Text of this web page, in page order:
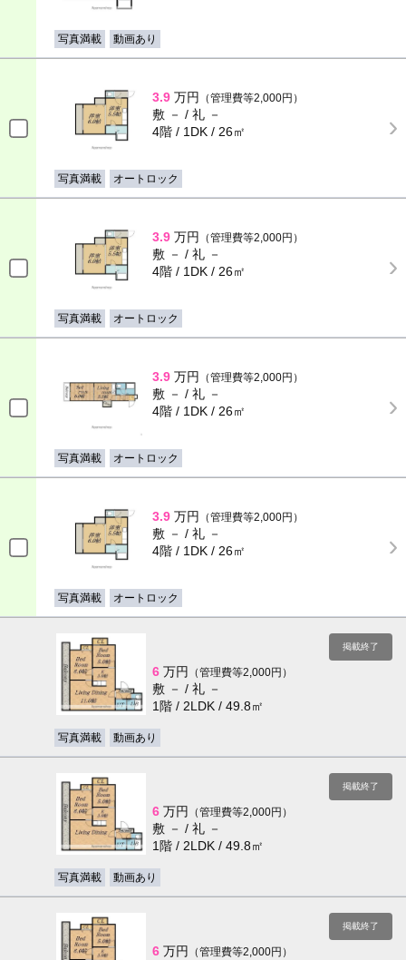
写真満載 動画あり
3.9 万円 （管理費等2,000円）
敷 － / 礼 －
4階 / 1DK / 26㎡
写真満載 オートロック
3.9 万円 （管理費等2,000円）
敷 － / 礼 －
4階 / 1DK / 26㎡
写真満載 オートロック
3.9 万円 （管理費等2,000円）
敷 － / 礼 －
4階 / 1DK / 26㎡
写真満載 オートロック
3.9 万円 （管理費等2,000円）
敷 － / 礼 －
4階 / 1DK / 26㎡
写真満載 オートロック
掲載終了
6 万円 （管理費等2,000円）
敷 － / 礼 －
1階 / 2LDK / 49.8㎡
写真満載 動画あり
掲載終了
6 万円 （管理費等2,000円）
敷 － / 礼 －
1階 / 2LDK / 49.8㎡
写真満載 動画あり
掲載終了
6 万円 （管理費等2,000円）